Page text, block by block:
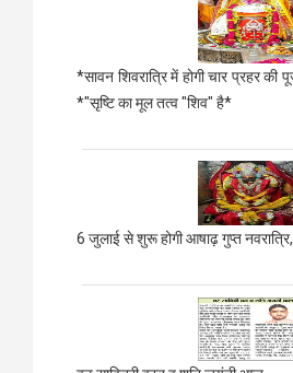
*सावन शिवरात्रि में होगी चार प्रहर की
*"सृष्टि का मूल तत्व "शिव" है*
6 जुलाई से शुरू होगी आषाढ़ गुप्त